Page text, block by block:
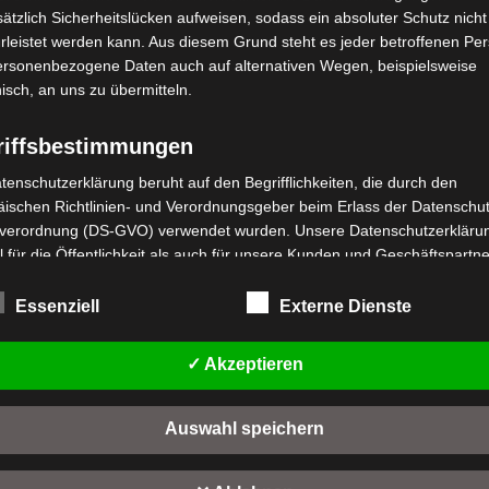
HINTERRAD
Kostenloser Versand
VM4 RADMUTTER
von
VM4
Sicherheitslücken aufweisen, sodass ein absoluter Schutz nicht
werden kann. Aus diesem Grund steht es jeder betroffenen
Daten auch auf alternativen Wegen, beispielsweise
an uns zu übermitteln.
beruht auf den Begrifflichkeiten, die durch den
Richtlinien- und Verordnungsgeber beim Erlass der
(DS-GVO) verwendet wurden. Unsere
für die Öffentlichkeit als auch für unsere Kunden und
Begrifflichkeiten erläutern.
a) personenbezogene Daten
Personenbezogene Daten sind alle Informationen, die sich auf eine
identifizierte oder identifizierbare natürliche Person (im Folgenden
Essenziell Externe Dienste
✓ Akzeptieren
Auswahl speichern